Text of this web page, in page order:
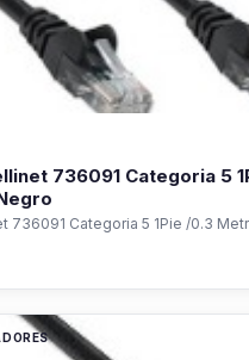
736091 Categoria 5
736091 Categoria 5 1Pie /0.3